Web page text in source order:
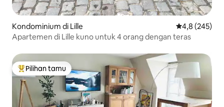
Kondominium di Lille Nilai rata-rata
4,8 (245)
Apartemen di Lille kuno untuk 4 orang dengan teras
Pilihan tamu terpopuler
Pilihan tamu